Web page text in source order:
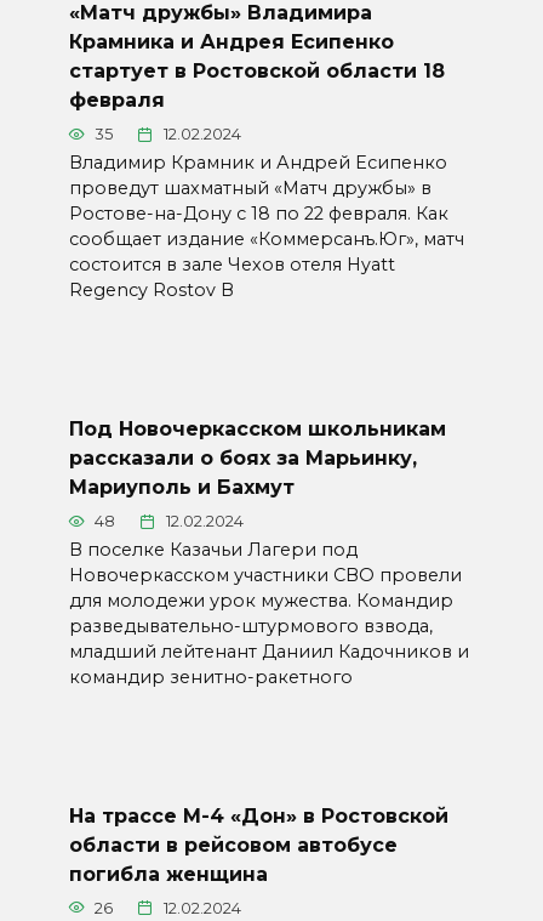
«Матч дружбы» Владимира
Крамника и Андрея Есипенко
стартует в Ростовской области 18
февраля
35 12.02.2024
Владимир Крамник и Андрей Есипенко
проведут шахматный «Матч дружбы» в
Ростове-на-Дону с 18 по 22 февраля. Как
сообщает издание «Коммерсанъ.Юг», матч
состоится в зале Чехов отеля Hyatt
Regency Rostov В
Под Новочеркасском школьникам
рассказали о боях за Марьинку,
Мариуполь и Бахмут
48 12.02.2024
В поселке Казачьи Лагери под
Новочеркасском участники СВО провели
для молодежи урок мужества. Командир
разведывательно-штурмового взвода,
младший лейтенант Даниил Кадочников и
командир зенитно-ракетного
На трассе М-4 «Дон» в Ростовской
области в рейсовом автобусе
погибла женщина
26 12.02.2024